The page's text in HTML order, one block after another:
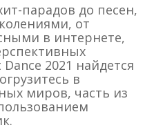
парадов до песен,
от
в интернете,
2021 найдется
в
миров, часть из